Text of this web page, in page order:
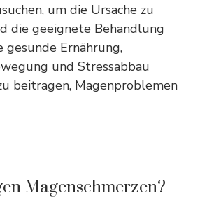
um die Ursache zu
die geeignete Behandlung
gesunde Ernährung,
und Stressabbau
beitragen, Magenproblemen
Magenschmerzen?